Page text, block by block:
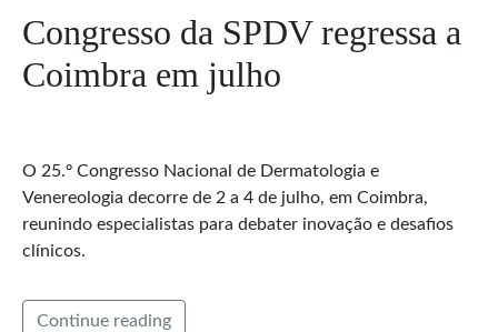
Congresso da SPDV regressa a
Coimbra em julho
O 25.º Congresso Nacional de Dermatologia e
Venereologia decorre de 2 a 4 de julho, em Coimbra,
reunindo especialistas para debater inovação e desafios
clínicos.
Continue reading